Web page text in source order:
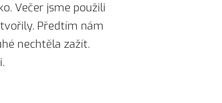
Večer jsme použili
Předtím nám
nechtěla zažít.